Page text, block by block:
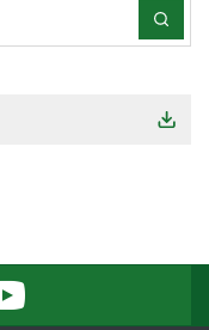
Youtube